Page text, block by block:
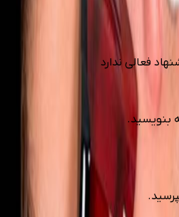
فعالی ندارد
بنویسید.